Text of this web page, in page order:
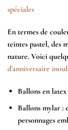
spéciales
En termes de
teintes pastel, des
nature. Voici
d'anniversaire
Ballons en
Ballons mylar :
personnages